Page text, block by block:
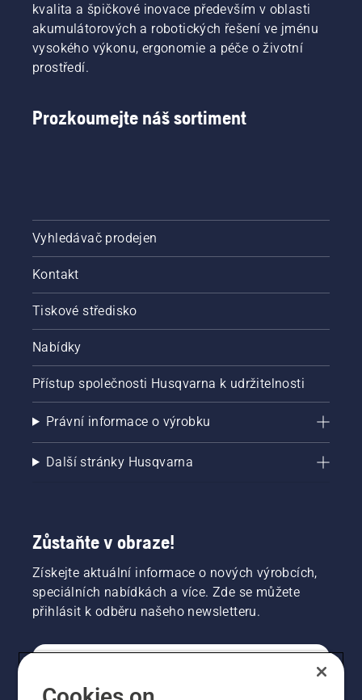
kvalita a špičkové inovace především v oblasti
akumulátorových a robotických řešení ve jménu
vysokého výkonu, ergonomie a péče o životní
prostředí.
Prozkoumejte náš sortiment
Vyhledávač prodejen
Kontakt
Tiskové středisko
Nabídky
Přístup společnosti Husqvarna k udržitelnosti
Právní informace o výrobku
Další stránky Husqvarna
Zůstaňte v obraze!
Získejte aktuální informace o nových výrobcích,
speciálních nabídkách a více. Zde se můžete
přihlásit k odběru našeho newsletteru.